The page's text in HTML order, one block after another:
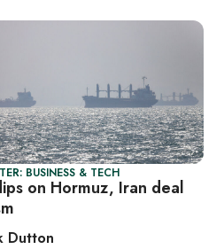
BUSINESS & TECH
on Hormuz, Iran deal
Dutton